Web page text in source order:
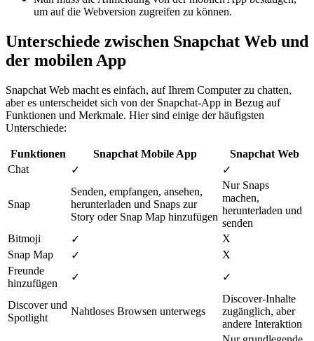
um auf die Webversion zugreifen zu können.
Unterschiede zwischen Snapchat Web und
der mobilen App
Snapchat Web macht es einfach, auf Ihrem Computer zu chatten,
aber es unterscheidet sich von der Snapchat-App in Bezug auf
Funktionen und Merkmale. Hier sind einige der häufigsten
Unterschiede:
Funktionen Snapchat Mobile App
Snapchat Web
Chat
✓ ✓
Snap
Senden, empfangen, ansehen,
herunterladen und Snaps zur
Story oder Snap Map hinzufügen
Nur Snaps
machen,
herunterladen und
senden
Bitmoji
✓
X
Snap Map
✓
X
Freunde
hinzufügen
✓ ✓
Discover und
Spotlight
Nahtloses Browsen unterwegs
Discover-Inhalte
zugänglich, aber
andere Interaktion